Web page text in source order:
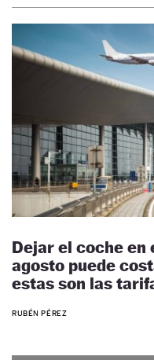
Dejar el coche
agosto puede
estas son las
RUBÉN PÉREZ